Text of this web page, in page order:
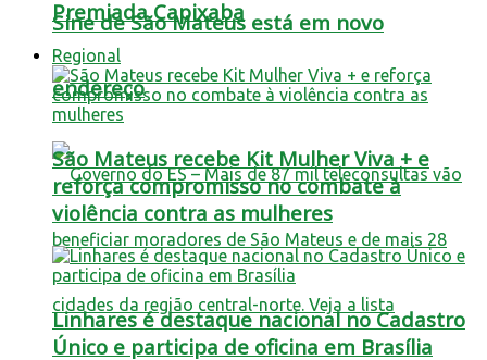
Sine de São Mateus está em novo
endereço
Premiada Capixaba
Regional
São Mateus recebe Kit Mulher Viva + e
reforça compromisso no combate à
violência contra as mulheres
Linhares é destaque nacional no Cadastro
Único e participa de oficina em Brasília